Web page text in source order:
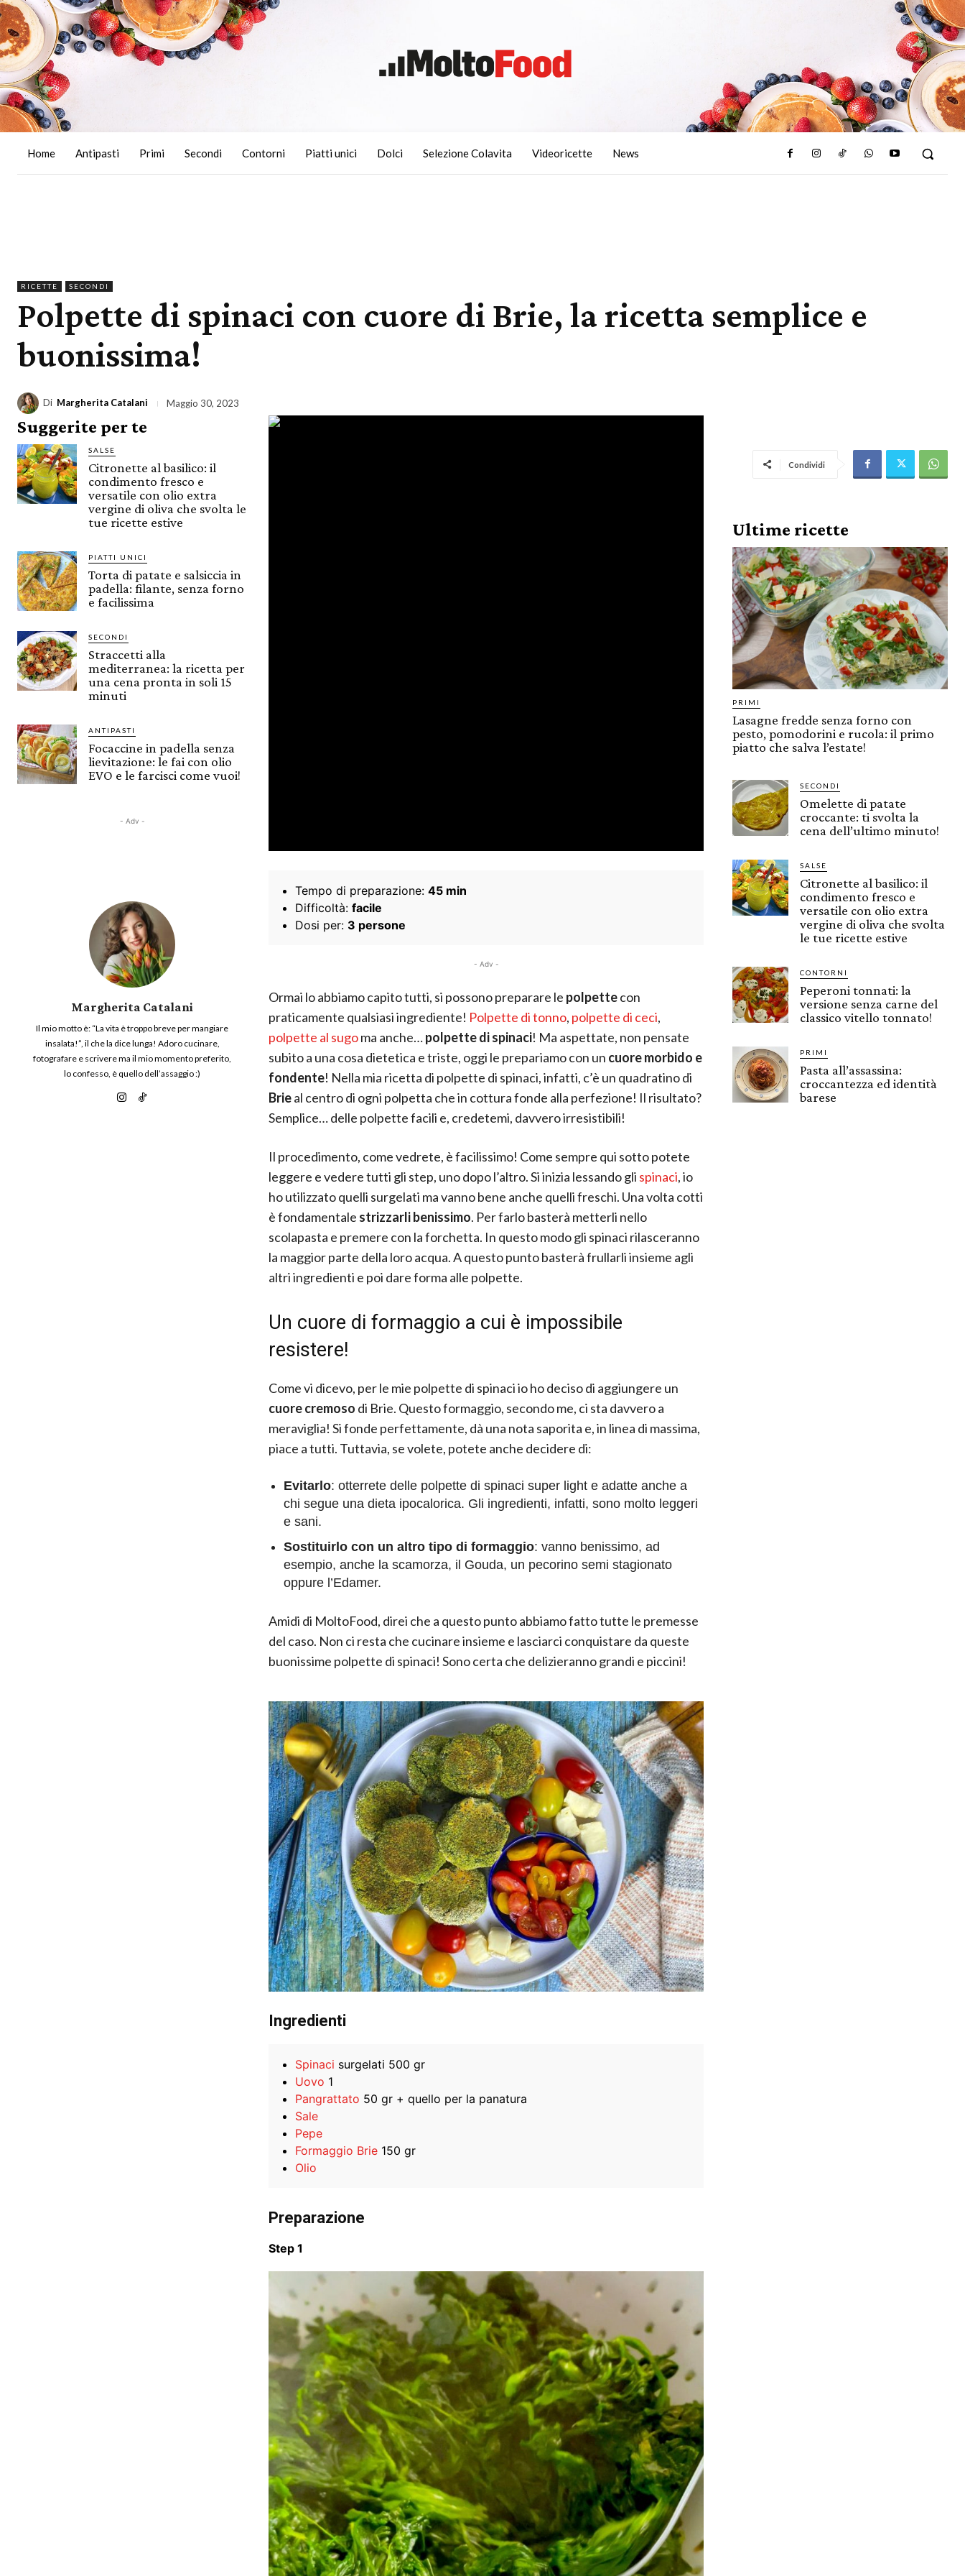
Home Antipasti Primi Secondi Contorni Piatti unici Dolci Selezione Colavita Videoricette News
RICETTE SECONDI
Polpette di spinaci con cuore di Brie, la ricetta semplice e
buonissima!
Di Margherita Catalani Maggio 30, 2023
Suggerite per te
SALSE
Citronette al basilico: il
condimento fresco e
versatile con olio extra
vergine di oliva che svolta le
tue ricette estive
PIATTI UNICI
Torta di patate e salsiccia in
padella: filante, senza forno
e facilissima
SECONDI
Straccetti alla
mediterranea: la ricetta per
una cena pronta in soli 15
minuti
ANTIPASTI
Focaccine in padella senza
lievitazione: le fai con olio
EVO e le farcisci come vuoi!
- Adv -
Margherita Catalani
Il mio motto è: “La vita è troppo breve per mangiare
insalata!”, il che la dice lunga! Adoro cucinare,
fotografare e scrivere ma il mio momento preferito,
lo confesso, è quello dell’assaggio :)
Tempo di preparazione: 45 min
Difficoltà: facile
Dosi per: 3 persone
- Adv -
Ormai lo abbiamo capito tutti, si possono preparare le polpettecon
praticamente qualsiasi ingrediente! Polpette di tonno, polpette di ceci,
polpette al sugoma anche…polpette di spinaci! Ma aspettate, non pensate
subito a una cosa dietetica e triste, oggi le prepariamo con un cuore morbido e
fondente! Nella mia ricetta di polpette di spinaci, infatti, c’è un quadratino di
Brieal centro di ogni polpetta che in cottura fonde alla perfezione! Il risultato?
Semplice… delle polpette facili e, credetemi, davvero irresistibili!
Il procedimento, come vedrete, è facilissimo! Come sempre qui sotto potete
leggere e vedere tutti gli step, uno dopo l’altro. Si inizia lessando gli spinaci, io
ho utilizzato quelli surgelati ma vanno bene anche quelli freschi. Una volta cotti
è fondamentale strizzarli benissimo. Per farlo basterà metterli nello
scolapasta e premere con la forchetta. In questo modo gli spinaci rilasceranno
la maggior parte della loro acqua. A questo punto basterà frullarli insieme agli
altri ingredienti e poi dare forma alle polpette.
Un cuore di formaggio a cui è impossibile
resistere!
Come vi dicevo, per le mie polpette di spinaci io ho deciso di aggiungere un
cuore cremoso di Brie. Questo formaggio, secondo me, ci sta davvero a
meraviglia! Si fonde perfettamente, dà una nota saporita e, in linea di massima,
piace a tutti. Tuttavia, se volete, potete anche decidere di:
Evitarlo: otterrete delle polpette di spinaci super light e adatte anche a
chi segue una dieta ipocalorica. Gli ingredienti, infatti, sono molto leggeri
e sani.
Sostituirlo con un altro tipo di formaggio: vanno benissimo, ad
esempio, anche la scamorza, il Gouda, un pecorino semi stagionato
oppure l’Edamer.
Amidi di MoltoFood, direi che a questo punto abbiamo fatto tutte le premesse
del caso. Non ci resta che cucinare insieme e lasciarci conquistare da queste
buonissime polpette di spinaci! Sono certa che delizieranno grandi e piccini!
Ingredienti
Spinaci surgelati 500 gr
Uovo 1
Pangrattato 50 gr + quello per la panatura
Sale
Pepe
Formaggio Brie 150 gr
Olio
Preparazione
Step 1
Condividi
Ultime ricette
PRIMI
Lasagne fredde senza forno con
pesto, pomodorini e rucola: il primo
piatto che salva l’estate!
SECONDI
Omelette di patate
croccante: ti svolta la
cena dell’ultimo minuto!
SALSE
Citronette al basilico: il
condimento fresco e
versatile con olio extra
vergine di oliva che svolta
le tue ricette estive
CONTORNI
Peperoni tonnati: la
versione senza carne del
classico vitello tonnato!
PRIMI
Pasta all’assassina:
croccantezza ed identità
barese